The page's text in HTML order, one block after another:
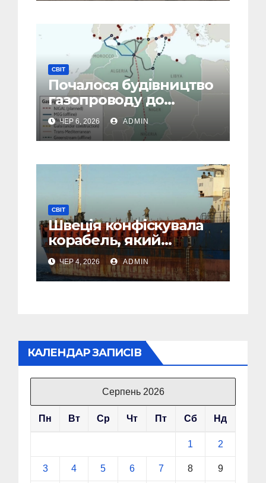
СВІТ
Почалося будівництво
газопроводу до
Європи в обхід рф
ЧЕР 6, 2026 ADMIN
СВІТ
Швеція конфіскувала
корабель, який
грабував окуповані
території України
ЧЕР 4, 2026 ADMIN
КАЛЕНДАР ЗАПИСІВ
Серпень 2026
Пн Вт Ср Чт Пт Сб Нд
1 2
3 4 5 6 7 8 9